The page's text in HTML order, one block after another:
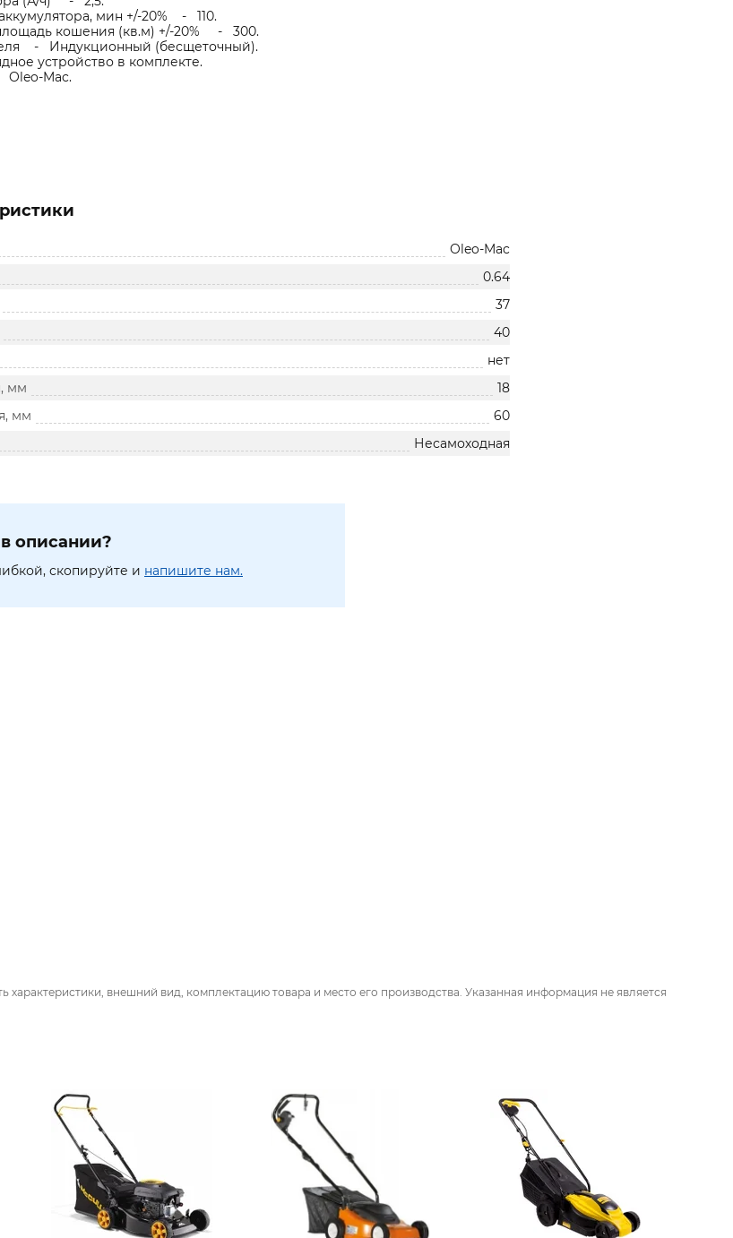
мин +/-20% - 110.
кошения (кв.м) +/-20% - 300.
- Индукционный (бесщеточный).
устройство в комплекте.
Mac.
Oleo-Mac
0.64
37
40
нет
мм
18
мм
60
Несамоходная
описании?
скопируйте и напишите нам.
внешний вид, комплектацию товара и место его производства. Указанная информация не является